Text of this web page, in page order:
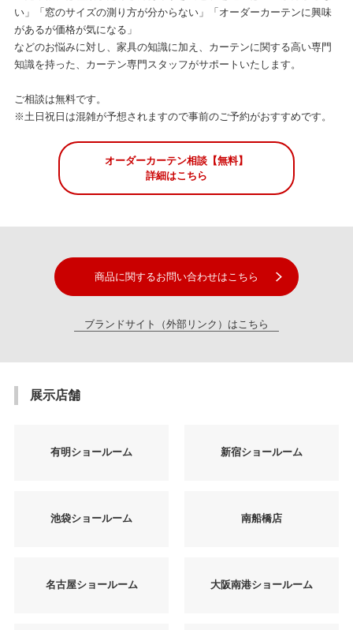
い」「窓のサイズの測り方が分からない」「オーダーカーテンに興味
があるが価格が気になる」
などのお悩みに対し、家具の知識に加え、カーテンに関する高い専門
知識を持った、カーテン専門スタッフがサポートいたします。
ご相談は無料です。
※土日祝日は混雑が予想されますので事前のご予約がおすすめです。
オーダーカーテン相談【無料】
詳細はこちら
商品に関するお問い合わせはこちら
ブランドサイト（外部リンク）はこちら
展示店舗
有明ショールーム 新宿ショールーム
池袋ショールーム 南船橋店
名古屋ショールーム 大阪南港ショールーム